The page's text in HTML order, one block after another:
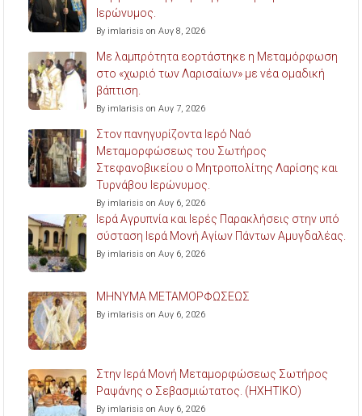
Ιερώνυμος.
By imlarisis on Αυγ 8, 2026
Με λαμπρότητα εορτάστηκε η Μεταμόρφωση
στο «χωριό των Λαρισαίων» με νέα ομαδική
βάπτιση.
By imlarisis on Αυγ 7, 2026
Στον πανηγυρίζοντα Ιερό Ναό
Μεταμορφώσεως του Σωτήρος
Στεφανοβικείου ο Μητροπολίτης Λαρίσης και
Τυρνάβου Ιερώνυμος.
By imlarisis on Αυγ 6, 2026
Ιερά Αγρυπνία και Ιερές Παρακλήσεις στην υπό
σύσταση Ιερά Μονή Αγίων Πάντων Αμυγδαλέας.
By imlarisis on Αυγ 6, 2026
ΜΗΝΥΜΑ ΜΕΤΑΜΟΡΦΩΣΕΩΣ
By imlarisis on Αυγ 6, 2026
Στην Ιερά Μονή Μεταμορφώσεως Σωτήρος
Ραψάνης ο Σεβασμιώτατος. (ΗΧΗΤΙΚΟ)
By imlarisis on Αυγ 6, 2026